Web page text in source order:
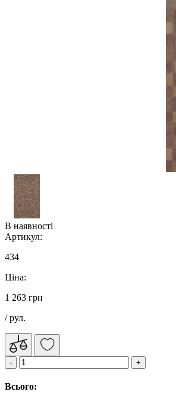
В наявності
Артикул:
434
Ціна:
1 263 грн
/ рул.
Всього: